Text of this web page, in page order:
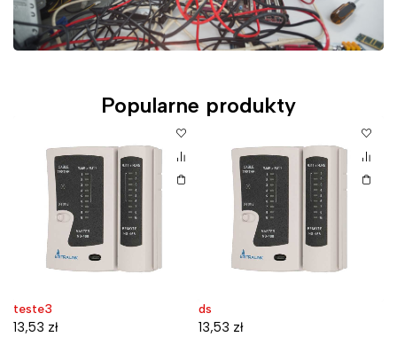
Popularne produkty
teste3
13,53 zł
ds
13,53 zł